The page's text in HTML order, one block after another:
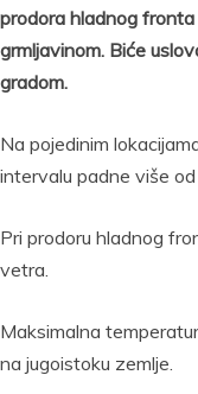
prodora hladnog
grmljavinom. Biće
gradom.
Na pojedinim
intervalu padne više
Pri prodoru hladnog
vetra.
Maksimalna
na jugoistoku zemlje.